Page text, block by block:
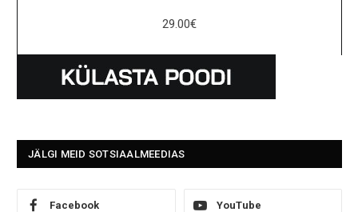
29.00€
JÄLGI MEID SOTSIAALMEEDIAS
Facebook YouTube